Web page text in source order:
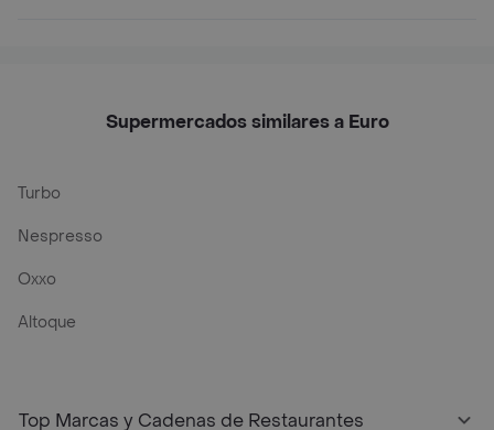
Supermercados similares a Euro
Turbo
Nespresso
Oxxo
Altoque
Top Marcas y Cadenas de Restaurantes